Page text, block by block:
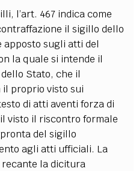
l’art. 467 indica come
il sigillo dello
apposto sugli atti del
la quale si intende il
Stato, che il
proprio visto sui
di atti aventi forza di
visto il riscontro formale
del sigillo
agli atti ufficiali. La
la dicitura